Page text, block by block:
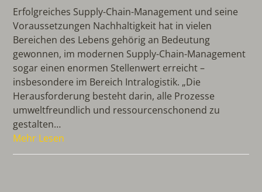
Erfolgreiches Supply-Chain-Management und seine
Voraussetzungen Nachhaltigkeit hat in vielen
Bereichen des Lebens gehörig an Bedeutung
gewonnen, im modernen Supply-Chain-Management
sogar einen enormen Stellenwert erreicht –
insbesondere im Bereich Intralogistik. „Die
Herausforderung besteht darin, alle Prozesse
umweltfreundlich und ressourcenschonend zu
gestalten…
Mehr Lesen